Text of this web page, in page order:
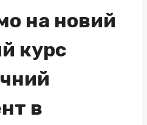
на новий
курс
в